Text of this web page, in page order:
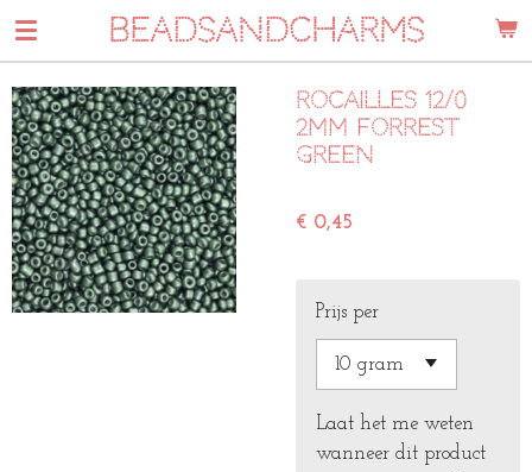
Ga
direct
naar
de
hoofdinhoud
BEADSANDCHARMS
Rocailles 12/0
2mm forrest
green
€ 0,45
Prijs per
Laat het me weten
wanneer dit product